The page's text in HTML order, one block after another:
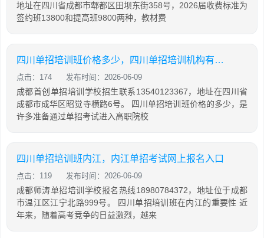
地址在四川省成都市郫都区田坝东街358号，2026届收费标准为
签约班13800和提高班9800两种，教材费
四川单招培训班价格多少，四川单招培训机构有哪些
点击：174 发布时间：2026-06-09
成都首创单招培训学校招生联系13540123367，地址在四川省
成都市成华区昭觉寺横路6号。 四川单招培训班价格的多少，是
许多准备通过单招考试进入高职院校
四川单招培训班内江，内江单招考试网上报名入口
点击：119 发布时间：2026-06-09
成都师涛单招培训学校报名热线18980784372，地址位于成都
市温江区江宁北路999号。 四川单招培训班在内江的重要性 近
年来，随着高考竞争的日益激烈，越来